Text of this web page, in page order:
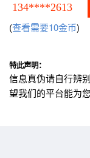
134****2613
(查看需要10金币)
特此声明：
信息真伪请自行辨
望我们的平台能为